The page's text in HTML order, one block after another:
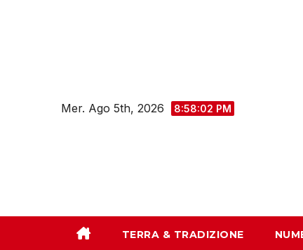
Mer. Ago 5th, 2026 8:58:03 PM
TERRA & TRADIZIONE